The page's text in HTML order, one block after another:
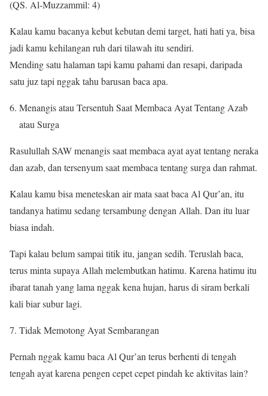
(QS. Al-Muzzammil: 4)
Kalau kamu bacanya kebut kebutan demi target, hati hati ya, bisa
jadi kamu kehilangan ruh dari tilawah itu sendiri.
Mending satu halaman tapi kamu pahami dan resapi, daripada
satu juz tapi nggak tahu barusan baca apa.
Menangis atau Tersentuh Saat Membaca Ayat Tentang Azab
atau Surga
Rasulullah SAW menangis saat membaca ayat ayat tentang neraka
dan azab, dan tersenyum saat membaca tentang surga dan rahmat.
Kalau kamu bisa meneteskan air mata saat baca Al Qur’an, itu
tandanya hatimu sedang tersambung dengan Allah. Dan itu luar
biasa indah.
Tapi kalau belum sampai titik itu, jangan sedih. Teruslah baca,
terus minta supaya Allah melembutkan hatimu. Karena hatimu itu
ibarat tanah yang lama nggak kena hujan, harus di siram berkali
kali biar subur lagi.
Tidak Memotong Ayat Sembarangan
Pernah nggak kamu baca Al Qur’an terus berhenti di tengah
tengah ayat karena pengen cepet cepet pindah ke aktivitas lain?